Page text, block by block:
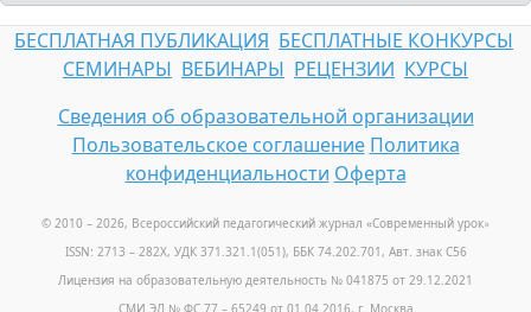
БЕСПЛАТНАЯ ПУБЛИКАЦИЯ БЕСПЛАТНЫЕ КОНКУРСЫ
СЕМИНАРЫ ВЕБИНАРЫ РЕЦЕНЗИИ КУРСЫ
Сведения об образовательной организации
Пользовательское соглашение Политика
конфиденциальности Оферта
© 2010 – 2026, Всероссийский педагогический журнал «Современный урок»
ISSN: 2713 – 282X, УДК 371.321.1(051), ББК 74.202.701, Авт. знак С56
Лицензия на образовательную деятельность № 041875 от 29.12.2021
СМИ ЭЛ № ФС 77 – 65249 от 01.04.2016, г. Москва